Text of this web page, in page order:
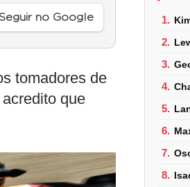
no Google
tomadores de
acredito que
1.
2.
3.
4.
5.
6.
7.
8.